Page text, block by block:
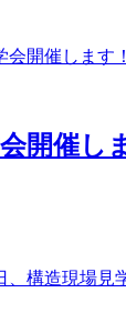
開催し